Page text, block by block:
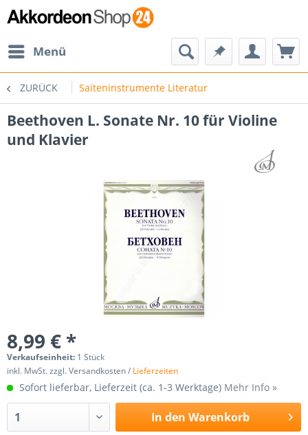
Menü
ZURÜCK Saiteninstrumente Literatur
Beethoven L. Sonate Nr. 10 für Violine
und Klavier
8,99 € *
Verkaufseinheit: 1 Stück
inkl. MwSt. zzgl. Versandkosten / Lieferzeiten
Sofort lieferbar, Lieferzeit (ca. 1-3 Werktage) Mehr Info »
In den Warenkorb